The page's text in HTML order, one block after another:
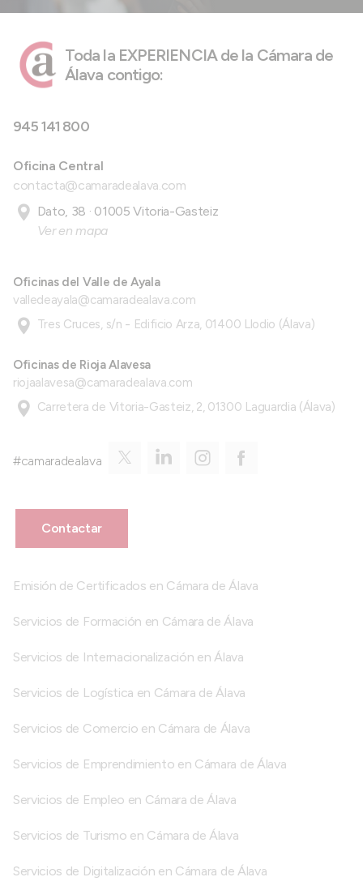
Toda la EXPERIENCIA de la Cámara de
Álava contigo:
945 141 800
Oficina Central
contacta@camaradealava.com
Dato, 38 · 01005 Vitoria-Gasteiz
Ver en mapa
Oficinas del Valle de Ayala
valledeayala@camaradealava.com
Tres Cruces, s/n - Edificio Arza, 01400 Llodio (Álava)
Oficinas de Rioja Alavesa
riojaalavesa@camaradealava.com
Carretera de Vitoria-Gasteiz, 2, 01300 Laguardia (Álava)
#camaradealava
Contactar
Emisión de Certificados en Cámara de Álava
Servicios de Formación en Cámara de Álava
Servicios de Internacionalización en Álava
Servicios de Logística en Cámara de Álava
Servicios de Comercio en Cámara de Álava
Servicios de Emprendimiento en Cámara de Álava
Servicios de Empleo en Cámara de Álava
Servicios de Turismo en Cámara de Álava
Servicios de Digitalización en Cámara de Álava